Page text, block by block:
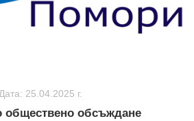
Дата: 25.04.2025 г.
обществено обсъждане